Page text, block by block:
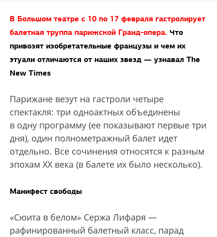
В Большом театре с 10 по 17 февраля гастролирует
балетная труппа парижской Гранд-опера. Что
привозят изобретательные французы и чем их
этуали отличаются от наших звезд — узнавал The
New Times
Парижане везут на гастроли четыре
спектакля: три одноактных объединены
в одну программу (ее показывают первые три
дня), один полнометражный балет идет
отдельно. Все сочинения относятся к разным
эпохам ХХ века (в балете их было несколько).
Манифест свободы
«Сюита в белом» Сержа Лифаря —
рафинированный балетный класс, парад